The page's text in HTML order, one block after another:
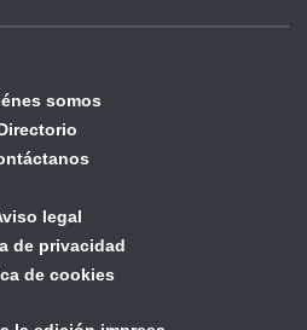
somos
legal
de privacidad
de cookies